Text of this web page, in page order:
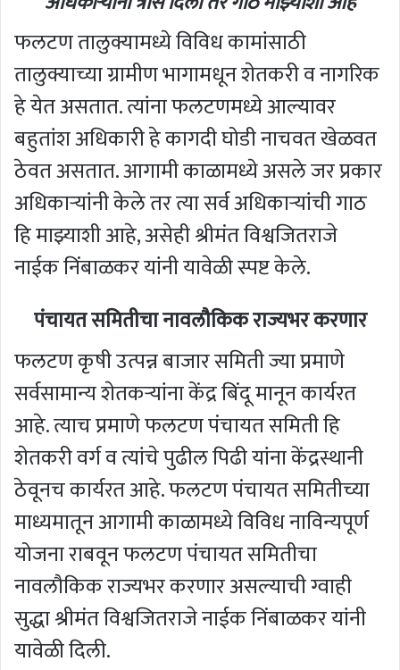
फलटण तालुक्यामध्ये विविध कामांसाठी
तालुक्याच्या ग्रामीण भागामधून शेतकरी व नागरिक
हे येत असतात. त्यांना फलटणमध्ये आल्यावर
बहुतांश अधिकारी हे कागदी घोडी नाचवत खेळवत
ठेवत असतात. आगामी काळामध्ये असले जर प्रकार
अधिकाऱ्यांनी केले तर त्या सर्व अधिकाऱ्यांची गाठ
हि माझ्याशी आहे, असेही श्रीमंत विश्वजितराजे
नाईक निंबाळकर यांनी यावेळी स्पष्ट केले.
पंचायत समितीचा नावलौकिक राज्यभर करणार
फलटण कृषी उत्पन्न बाजार समिती ज्या प्रमाणे
सर्वसामान्य शेतकऱ्यांना केंद्र बिंदू मानून कार्यरत
आहे. त्याच प्रमाणे फलटण पंचायत समिती हि
शेतकरी वर्ग व त्यांचे पुढील पिढी यांना केंद्रस्थानी
ठेवूनच कार्यरत आहे. फलटण पंचायत समितीच्या
माध्यमातून आगामी काळामध्ये विविध नाविन्यपूर्ण
योजना राबवून फलटण पंचायत समितीचा
नावलौकिक राज्यभर करणार असल्याची ग्वाही
सुद्धा श्रीमंत विश्वजितराजे नाईक निंबाळकर यांनी
यावेळी दिली.